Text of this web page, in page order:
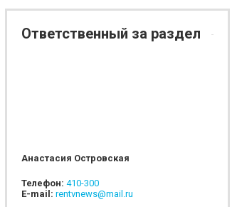
Ответственный за раздел
Анастасия Островская
Телефон: 410-300
E-mail: rentvnews@mail.ru